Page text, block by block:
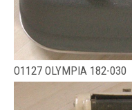
O1127 OLYMPIA 182-030